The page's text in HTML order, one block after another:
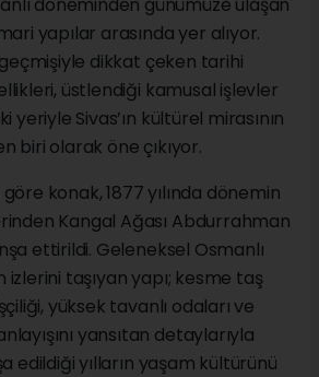
yapılar arasında yer alıyor.
geçmişiyle dikkat çeken tarihi
üstlendiği kamusal işlevler
Sivas’ın kültürel mirasının
biri olarak öne çıkıyor.
konak, 1877 yılında dönemin
Kangal Ağası Abdurrahman
ettirildi. Geleneksel Osmanlı
taşıyan yapı; kesme taş
yüksek tavanlı odaları ve
yansıtan detaylarıyla
edildiği yılların yaşam kültürünü